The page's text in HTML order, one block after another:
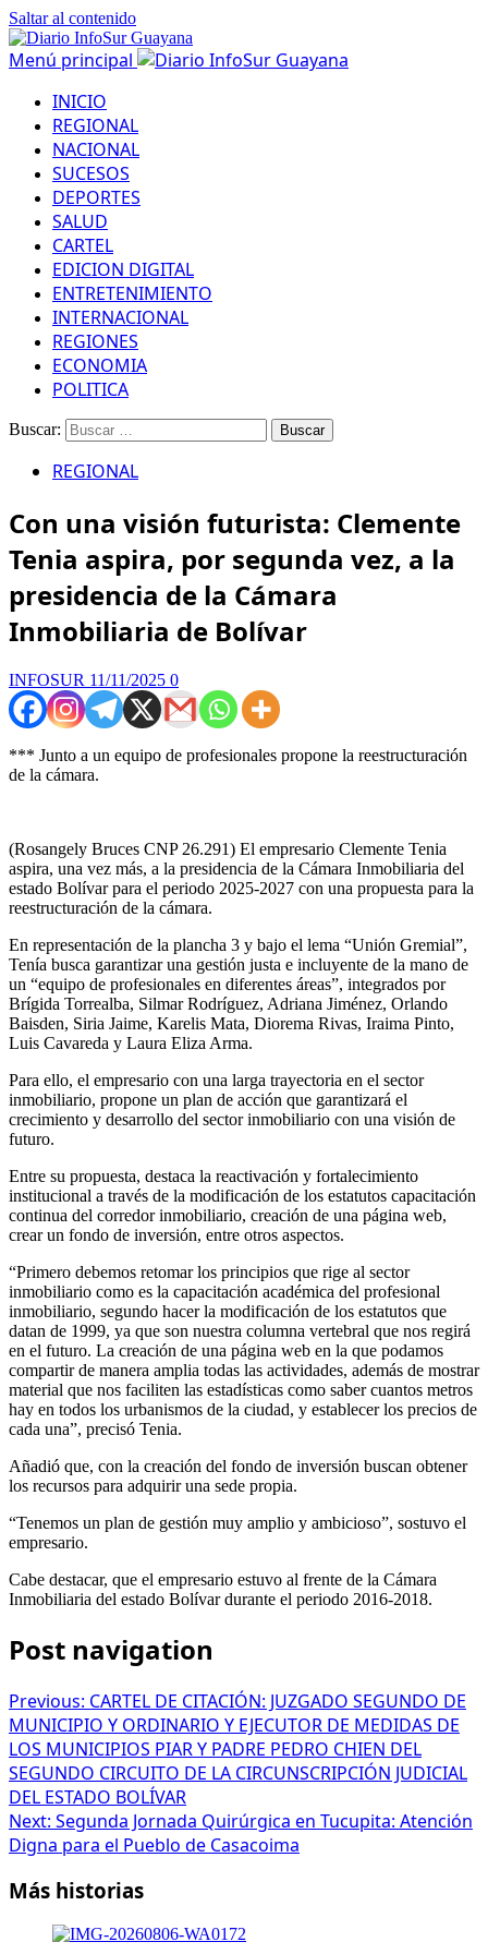
Saltar al contenido
Menú principal
INICIO
REGIONAL
NACIONAL
SUCESOS
DEPORTES
SALUD
CARTEL
EDICION DIGITAL
ENTRETENIMIENTO
INTERNACIONAL
REGIONES
ECONOMIA
POLITICA
Buscar:
REGIONAL
Con una visión futurista: Clemente
Tenia aspira, por segunda vez, a la
presidencia de la Cámara
Inmobiliaria de Bolívar
INFOSUR 11/11/2025 0
*** Junto a un equipo de profesionales propone la reestructuración
de la cámara.
(Rosangely Bruces CNP 26.291) El empresario Clemente Tenia
aspira, una vez más, a la presidencia de la Cámara Inmobiliaria del
estado Bolívar para el periodo 2025-2027 con una propuesta para la
reestructuración de la cámara.
En representación de la plancha 3 y bajo el lema “Unión Gremial”,
Tenía busca garantizar una gestión justa e incluyente de la mano de
un “equipo de profesionales en diferentes áreas”, integrados por
Brígida Torrealba, Silmar Rodríguez, Adriana Jiménez, Orlando
Baisden, Siria Jaime, Karelis Mata, Diorema Rivas, Iraima Pinto,
Luis Cavareda y Laura Eliza Arma.
Para ello, el empresario con una larga trayectoria en el sector
inmobiliario, propone un plan de acción que garantizará el
crecimiento y desarrollo del sector inmobiliario con una visión de
futuro.
Entre su propuesta, destaca la reactivación y fortalecimiento
institucional a través de la modificación de los estatutos capacitación
continua del corredor inmobiliario, creación de una página web,
crear un fondo de inversión, entre otros aspectos.
“Primero debemos retomar los principios que rige al sector
inmobiliario como es la capacitación académica del profesional
inmobiliario, segundo hacer la modificación de los estatutos que
datan de 1999, ya que son nuestra columna vertebral que nos regirá
en el futuro. La creación de una página web en la que podamos
compartir de manera amplia todas las actividades, además de mostrar
material que nos faciliten las estadísticas como saber cuantos metros
hay en todos los urbanismos de la ciudad, y establecer los precios de
cada una”, precisó Tenia.
Añadió que, con la creación del fondo de inversión buscan obtener
los recursos para adquirir una sede propia.
“Tenemos un plan de gestión muy amplio y ambicioso”, sostuvo el
empresario.
Cabe destacar, que el empresario estuvo al frente de la Cámara
Inmobiliaria del estado Bolívar durante el periodo 2016-2018.
Post navigation
Previous: CARTEL DE CITACIÓN: JUZGADO SEGUNDO DE
MUNICIPIO Y ORDINARIO Y EJECUTOR DE MEDIDAS DE
LOS MUNICIPIOS PIAR Y PADRE PEDRO CHIEN DEL
SEGUNDO CIRCUITO DE LA CIRCUNSCRIPCIÓN JUDICIAL
DEL ESTADO BOLÍVAR
Next: Segunda Jornada Quirúrgica en Tucupita: Atención
Digna para el Pueblo de Casacoima
Más historias